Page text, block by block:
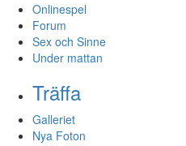
Onlinespel
Forum
Sex och Sinne
Under mattan
Träffa
Galleriet
Nya Foton